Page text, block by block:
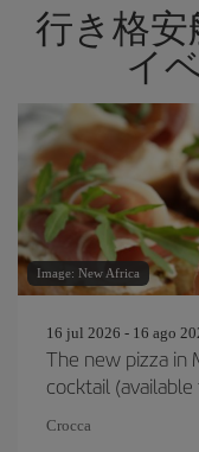
行き格
イ
Image: New Africa
16 jul 2026 - 16 ago
The new pizza in
cocktail
Crocca